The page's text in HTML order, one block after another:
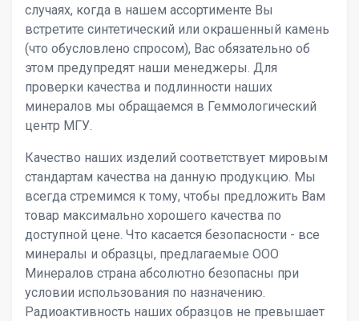
случаях, когда в нашем ассортименте Вы
встретите синтетический или окрашенный камень
(что обусловлено спросом), Вас обязательно об
этом предупредят наши менеджеры. Для
проверки качества и подлинности наших
минералов мы обращаемся в Геммологический
центр МГУ.
Качество наших изделий соответствует мировым
стандартам качества на данную продукцию. Мы
всегда стремимся к тому, чтобы предложить Вам
товар максимально хорошего качества по
доступной цене. Что касается безопасности - все
минералы и образцы, предлагаемые ООО
Минералов страна абсолютно безопасны при
условии использования по назначению.
Радиоактивность наших образцов не превышает